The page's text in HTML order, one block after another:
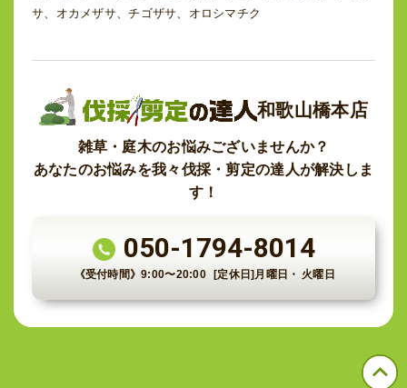
サ、オカメザサ、チゴザサ、オロシマチク
和歌山橋本店
雑草・庭木のお悩みございませんか？
あなたのお悩みを我々伐採・剪定の達人が解決しま
す！
050-1794-8014
《受付時間》9:00〜20:00 [定休日]月曜日・ 火曜日